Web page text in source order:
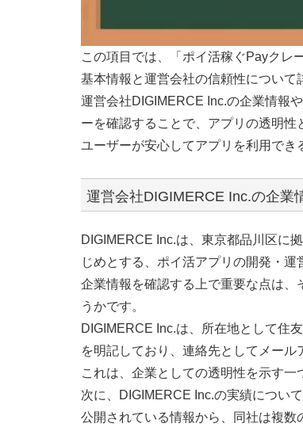
この項目では、「ポイ活稼ぐPayクレ
基本情報と運営会社の信頼性について
運営会社DIGIMERCE Inc.の企業情報
ーを確認することで、アプリの透明性
ユーザーが安心してアプリを利用でき
運営会社DIGIMERCE Inc.の企業
DIGIMERCE Inc.は、東京都品川区に
じめとする、ポイ活アプリの開発・運
企業情報を確認する上で重要な点は
うかです。
DIGIMERCE Inc.は、所在地として住
を明記しており、連絡先としてメール
これは、企業としての透明性を示す一
次に、DIGIMERCE Inc.の実績について
公開されている情報から、同社は複